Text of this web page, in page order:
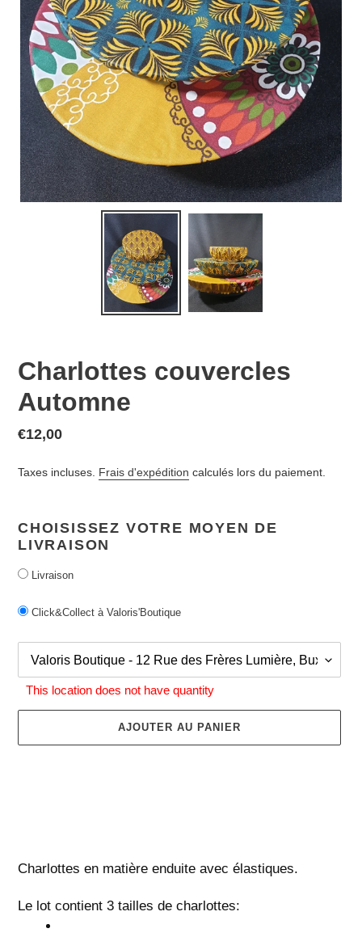
Charlottes couvercles
Automne
Prix
€12,00
Taxes incluses. Frais d'expédition calculés lors du paiement.
CHOISISSEZ VOTRE MOYEN DE
LIVRAISON
Livraison
Click&Collect à Valoris'Boutique
This location does not have quantity
AJOUTER AU PANIER
produit
votre
panier
Charlottes en matière enduite avec élastiques.
Le lot contient 3 tailles de charlottes: